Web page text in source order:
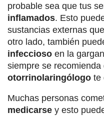
probable sea que tus
inflamados. Esto
sustancias externas
otro lado, también
infeccioso en la
siempre se
otorrinolaringólogo te
Muchas personas
medicarse y esto